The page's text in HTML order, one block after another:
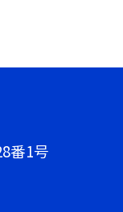
番1号